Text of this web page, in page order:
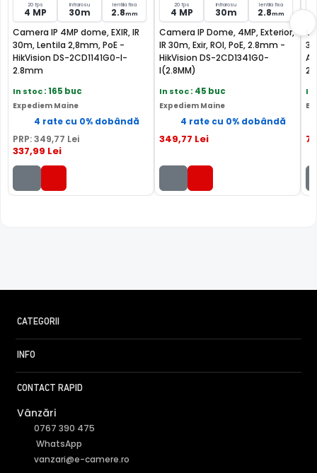
INTRARE ALARMA
Intrarea de alarma cu care este dotata camera, poate fi
folosita pentru conectarea unui releu extern (detector
prezenta, contact magnetic, etc), ce poate actiona
mutarea camerei in anumite preseturi, activarea
inregistrarii, activarea unei iesiri de alarma sau multe
altele.
FILTRU IR MECANIC (ICR / IR Cut Fillter)
Camera HIKVISION DS-2CD2346G2PISUSL are un filtru IR
Mecanic autoretractabil ce filtreaza lumina in infrarosu
20 fps
4 MP
Infrarosu
30m
lentila fixa
2.8mm
Camera IP 4MP dome, EXIR, IR
30m, Lentila 2,8mm, PoE -
HikVision DS-2CD1141G0-I-
2.8mm
In stoc: 165 buc
Expediem Maine
4 rate cu 0% dobândă
PRP:349,77 Lei
337,99 Lei
20 fps
4 MP
Infrarosu
30m
lentila fixa
2.8mm
Camera IP Dome, 4MP, Exterior,
IR 30m, Exir, ROI, PoE, 2.8mm -
HikVision DS-2CD1341G0-
I(2.8MM)
In stoc: 45 buc
Expediem Maine
4 rate cu 0% dobândă
349,77 Lei
In
CATEGORII
INFO
CONTACT RAPID
Vânzări
0767 390 475
WhatsApp
vanzari@e-camere.ro